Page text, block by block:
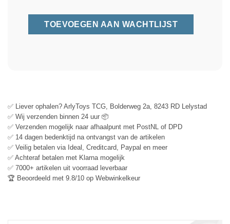
✅ Liever ophalen? ArlyToys TCG, Bolderweg 2a, 8243 RD Lelystad
✅ Wij verzenden binnen 24 uur 📦
✅ Verzenden mogelijk naar afhaalpunt met PostNL of DPD
✅ 14 dagen bedenktijd na ontvangst van de artikelen
✅ Veilig betalen via Ideal, Creditcard, Paypal en meer
✅ Achteraf betalen met Klarna mogelijk
✅ 7000+ artikelen uit voorraad leverbaar
🏆 Beoordeeld met 9.8/10 op Webwinkelkeur